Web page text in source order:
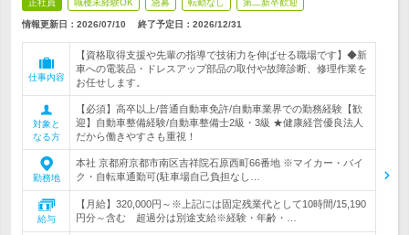
正社員 職種未経験OK 急募 転勤なし 第二新卒歓迎
情報更新日：2026/07/10 終了予定日： 2026/12/31
仕事内容
【資格取得支援や先輩の指導で技術力を伸ばせる職場です】◆新
車への電装品・ドレスアップ部品の取付や故障診断、修理作業を
お任せします。
対象と
なる方
【必須】高卒以上/普通自動車免許/自動車業界での勤務経験【歓
迎】自動車整備経験/自動車整備士2級・3級 ★健康経営優良法人
だから働きやすさも重視！
勤務地
本社 京都府京都市南区吉祥院石原西町66番地 ※マイカー・バイ
ク・自転車通勤可(駐車場自己負担なし…
給与
【月給】320,000円～※上記には固定残業代として10時間/15,190
円分～含む 超過分は別途支給※経験・年齢・…